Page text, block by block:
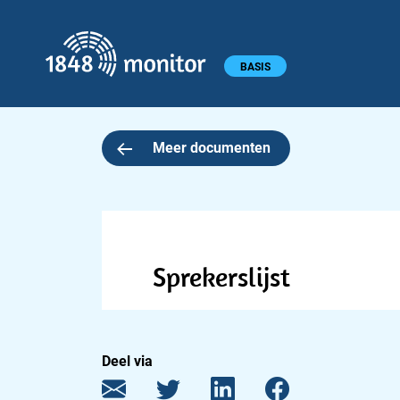
Hoofdmenu BASIS
Meer documenten
Sprekerslijst
Deel via